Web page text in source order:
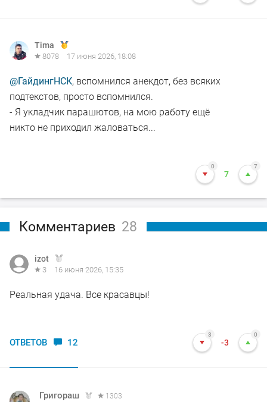
Tima
8078 17 июня 2026, 18:08
@ГайдингНСК, вспомнился анекдот, без всяких
подтекстов, просто вспомнился.
- Я укладчик парашютов, на мою работу ещё
никто не приходил жаловаться...
0
7
7
Комментариев 28
izot
3 16 июня 2026, 15:35
Реальная удача. Все красавцы!
ОТВЕТОВ 12
3
-3
0
Григораш
1303